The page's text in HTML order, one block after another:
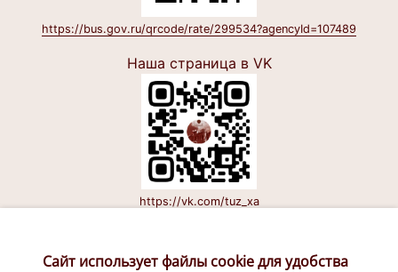
https://bus.gov.ru/qrcode/rate/299534?agencyId=107489
Наша страница в VK
https://vk.com/tuz_xa
Сайт использует файлы cookie для удобства